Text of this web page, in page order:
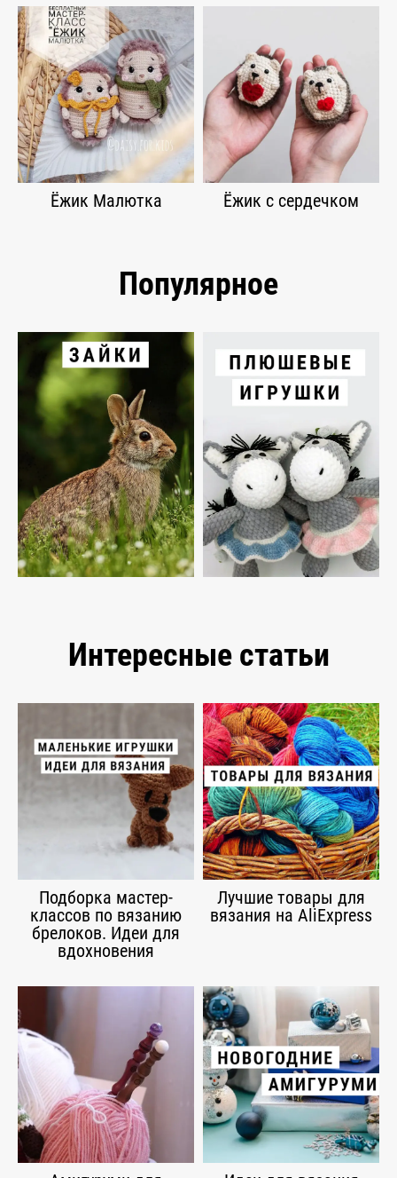
Ёжик Малютка Ёжик с сердечком
Популярное
Интересные статьи
Подборка мастер-
классов по вязанию
брелоков. Идеи для
вдохновения
Лучшие товары для
вязания на AliExpress